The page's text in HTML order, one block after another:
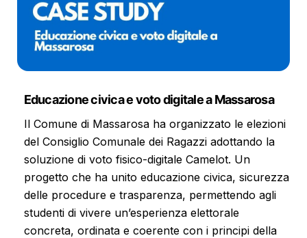
Educazione civica e voto digitale a Massarosa
Il Comune di Massarosa ha organizzato le elezioni
del Consiglio Comunale dei Ragazzi adottando la
soluzione di voto fisico-digitale Camelot. Un
progetto che ha unito educazione civica, sicurezza
delle procedure e trasparenza, permettendo agli
studenti di vivere un’esperienza elettorale
concreta, ordinata e coerente con i principi della